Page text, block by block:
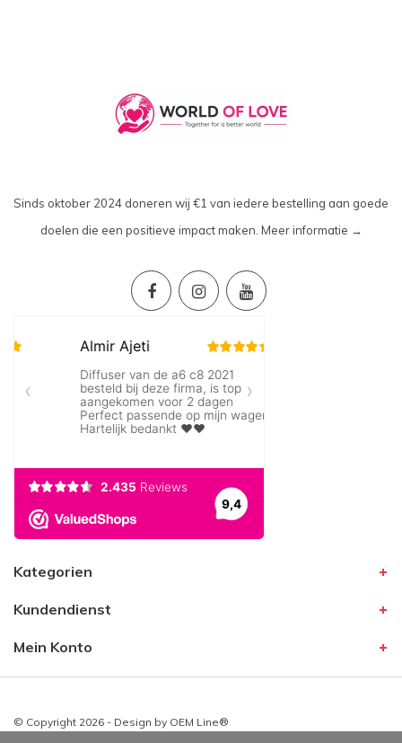
Sinds oktober 2024 doneren wij €1 van iedere bestelling aan goede
doelen die een positieve impact maken. Meer informatie →
Kategorien
Kundendienst
Mein Konto
© Copyright 2026 - Design by OEM Line®